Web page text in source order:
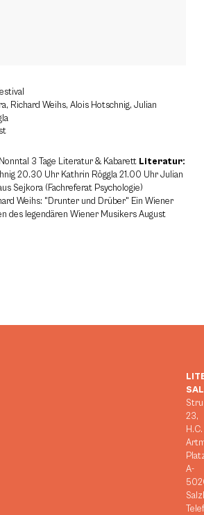
Richard Weihs, Alois Hotschnig, Julian
3 Tage Literatur & Kabarett Literatur:
20.30 Uhr Kathrin Röggla 21.00 Uhr Julian
Sejkora (Fachreferat Psychologie)
Weihs: "Drunter und Drüber" Ein Wiener
des legendären Wiener Musikers August
23,
H.C.
A-